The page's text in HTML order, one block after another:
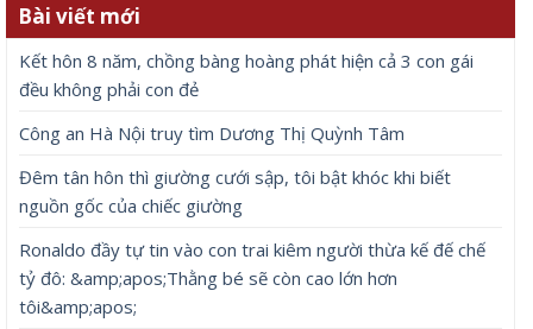
Bài viết mới
Kết hôn 8 năm, chồng bàng hoàng phát hiện cả 3 con gái
đều không phải con đẻ
Công an Hà Nội truy tìm Dương Thị Quỳnh Tâm
Đêm tân hôn thì giường cưới sập, tôi bật khóc khi biết
nguồn gốc của chiếc giường
Ronaldo đầy tự tin vào con trai kiêm người thừa kế đế chế
tỷ đô: &amp;apos;Thằng bé sẽ còn cao lớn hơn
tôi&amp;apos;